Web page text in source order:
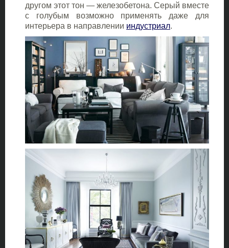
другом этот тон — железобетона. Серый вместе
с голубым возможно применять даже для
интерьера в направлении индустриал.